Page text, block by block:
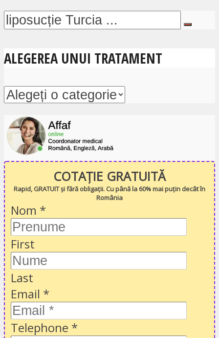
ALEGEREA UNUI TRATAMENT
COTAȚIE GRATUITĂ
Rapid, GRATUIT și fără obligații. Cu până la 60% mai puțin decât în
România
Nom *
First
Last
Email *
Telephone *